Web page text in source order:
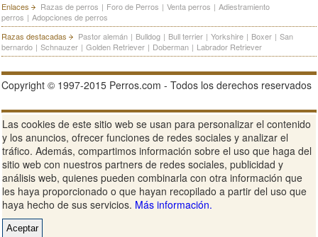
Enlaces Razas de perros | Foro de Perros | Venta perros | Adiestramiento
perros | Adopciones de perros
Razas destacadas
Pastor alemán | Bulldog | Bull terrier | Yorkshire | Boxer | San
bernardo | Schnauzer | Golden Retriever | Doberman | Labrador Retriever
Copyright © 1997-2015 Perros.com - Todos los derechos reservados
Publicidad en Perros.com | Contacte | Aviso Legal Política de
privacidad | Condiciones de uso
Ver sitio web completo
Las cookies de este sitio web se usan para personalizar el contenido
y los anuncios, ofrecer funciones de redes sociales y analizar el
tráfico. Además, compartimos información sobre el uso que haga del
sitio web con nuestros partners de redes sociales, publicidad y
análisis web, quienes pueden combinarla con otra información que
les haya proporcionado o que hayan recopilado a partir del uso que
haya hecho de sus servicios. Más información.